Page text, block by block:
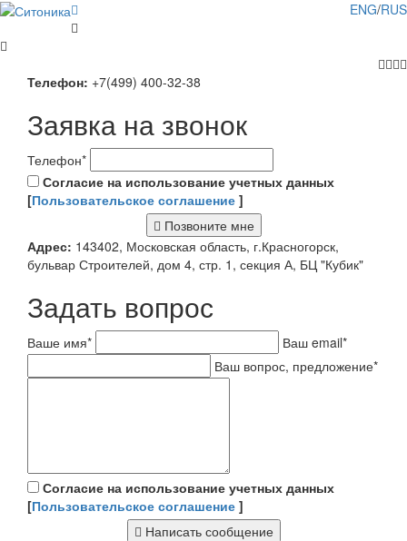
ENG/RUS
Телефон: +7(499) 400-32-38
Заявка на звонок
Телефон*
Согласие на использование учетных данных
[Пользовательское соглашение ]
Позвоните мне
Адрес: 143402, Московская область, г.Красногорск,
бульвар Строителей, дом 4, стр. 1, секция А, БЦ "Кубик"
Задать вопрос
Ваше имя* Ваш email*
Ваш вопрос, предложение*
Согласие на использование учетных данных
[Пользовательское соглашение ]
Написать сообщение